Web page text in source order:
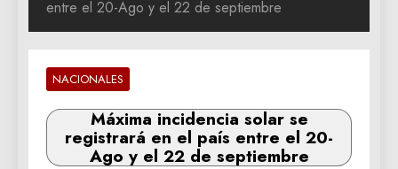
entre el 20-Ago y el 22 de septiembre
NACIONALES
Máxima incidencia solar se
registrará en el país entre el 20-
Ago y el 22 de septiembre